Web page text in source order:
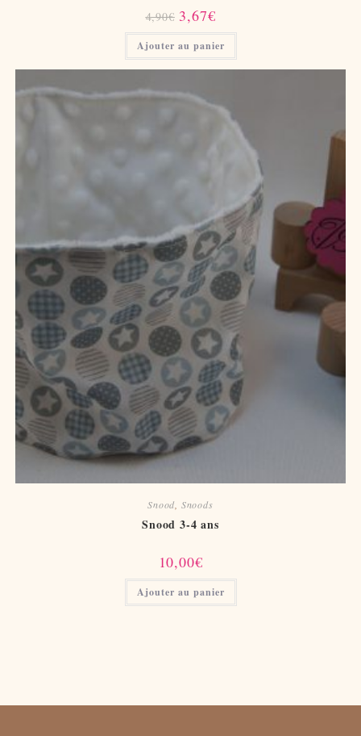
4,90€ Le
prix
initial
était :
4,90€.
3,67€Le
prix
actuel
est :
3,67€.
Ajouter au panier
Snood, Snoods
Snood 3-4 ans
10,00€
Ajouter au panier